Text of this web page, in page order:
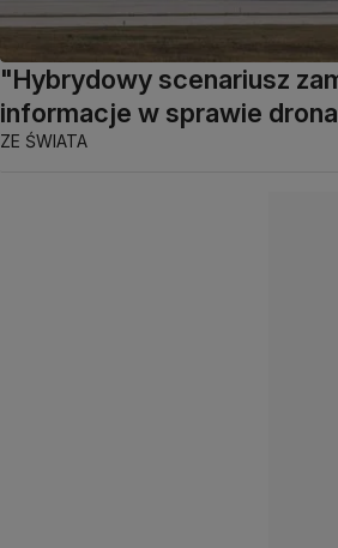
"Hybrydowy scenariusz
informacje w sprawie
ZE ŚWIATA